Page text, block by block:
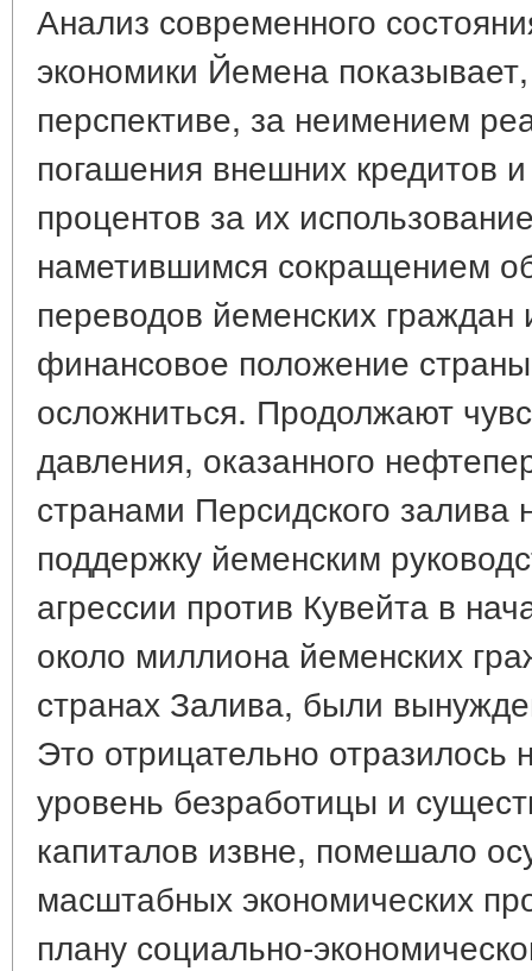
Анализ современного
экономики Йемена
перспективе, за неимением
погашения внешних кредитов
процентов за их
наметившимся сокращением
переводов йеменских
финансовое положение
осложниться. Продолжают
давления, оказанного
странами Персидского залива
поддержку йеменским
агрессии против Кувейта в
около миллиона йеменских
странах Залива, были
Это отрицательно отразилось
уровень безработицы и
капиталов извне, помешало
масштабных экономических
плану социально-